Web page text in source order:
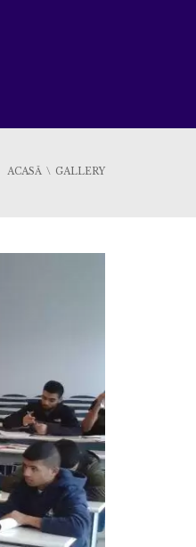
ACASĂ GALLERY